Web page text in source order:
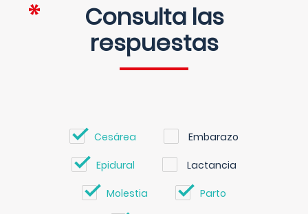
Consulta las
respuestas
Cesárea Embarazo
Epidural Lactancia
Molestia Parto